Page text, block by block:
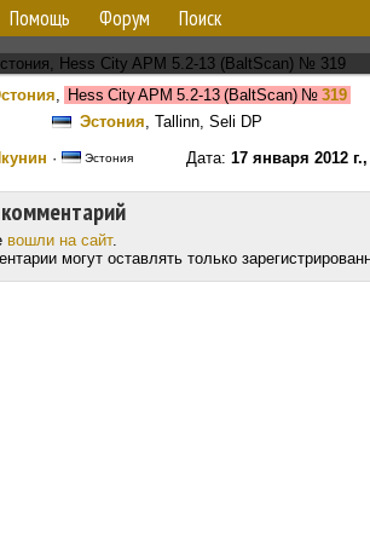
Помощь Форум Поиск
, Hess City APM 5.2-13 (BaltScan) № 319
Эстония, Tallinn, Seli DP
· ЭстонияДата: 17 января 2012
вошли на сайт.
могут оставлять только